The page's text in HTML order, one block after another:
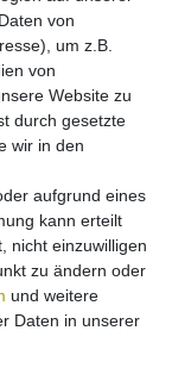
6
SR3840100)
7SL EU
von
um z.B.
von
Website zu
durch gesetzte
wir in den
aufgrund eines
kann erteilt
nicht einzuwilligen
zu ändern oder
und weitere
Daten in unserer